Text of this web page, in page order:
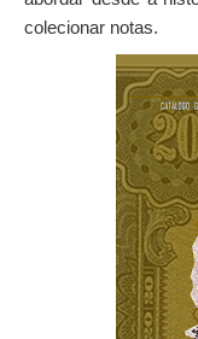
colecionar notas.